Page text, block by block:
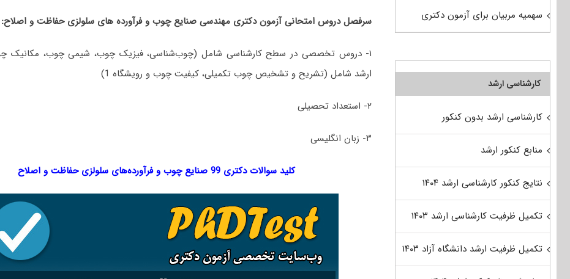
سرفصل دروس امتحانی آزمون دکتری ﻣﻬﻨﺪسی ﺻﻨﺎﻳﻊ ﭼﻮب و ﻓﺮآورده ﻫﺎی ﺳﻠﻮﻟﺰی حفاظت و اصلاح:
۱- دروس تخصصی در سطح کارشناسی شامل (چوب‌شناسی، فیزیک چوب، شیمی چوب، مکانیک
ارشد شامل (تشریح و تشخیص چوب تکمیلی، کیفیت چوب و رویشگاه 1)
۲- استعداد تحصیلی
۳- زبان انگلیسی
کلید سوالات دکتری 99 ﺻﻨﺎﻳﻊ ﭼﻮب و ﻓﺮآورده‌ﻫﺎی ﺳﻠﻮﻟﺰی حفاظت و اصلاح
سهمیه مربیان برای آزمون دکتری
کارشناسی ارشد
کارشناسی ارشد بدون کنکور
منابع کنکور ارشد
نتایج کنکور کارشناسی ارشد ۱۴۰۴
تکمیل ظرفیت کارشناسی ارشد ۱۴۰۳
تکمیل ظرفیت ارشد دانشگاه آزاد ۱۴۰۳